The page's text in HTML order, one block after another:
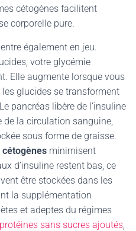
cétogènes facilitent
corporelle pure.
également en jeu.
votre glycémie
Elle augmente lorsque vous
glucides se transforment
pancréas libère de l’insuline
de la circulation sanguine,
sous forme de graisse.
minimisent
d’insuline restent bas, ce
être stockées dans les
la supplémentation
et adeptes du régimes
protéines sans sucres ajoutés,